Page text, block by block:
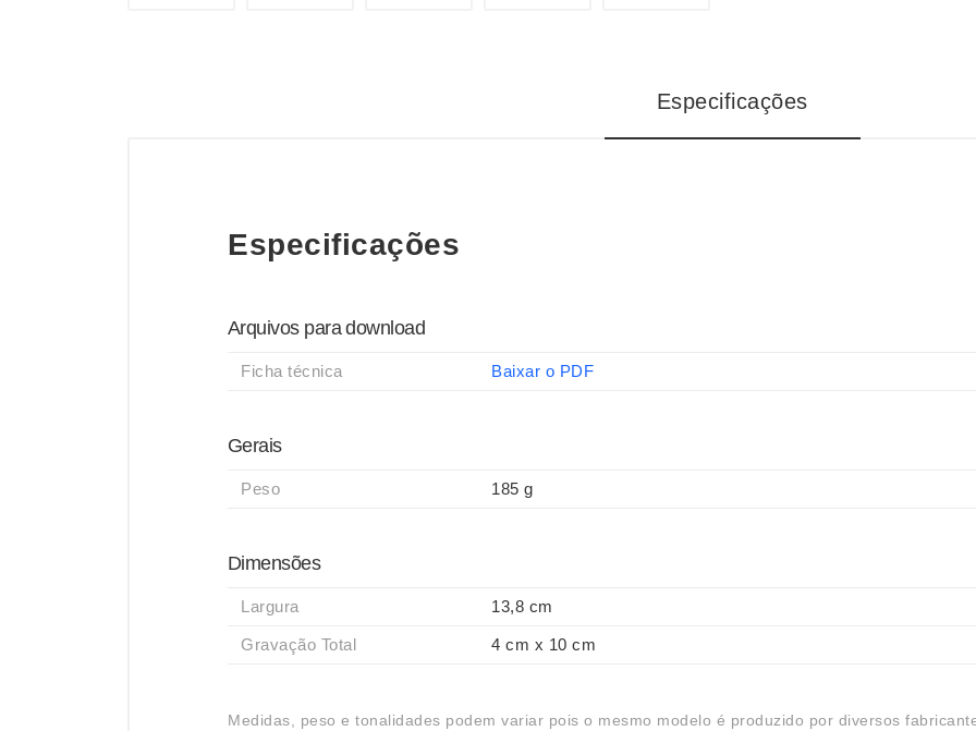
Especificações
Especificações
Arquivos para download
Ficha técnica Baixar o PDF
Gerais
Peso 185 g
Dimensões
Largura 13,8 cm
Gravação Total 4 cm x 10 cm
Medidas, peso e tonalidades podem variar pois o mesmo modelo é produzido por diversos